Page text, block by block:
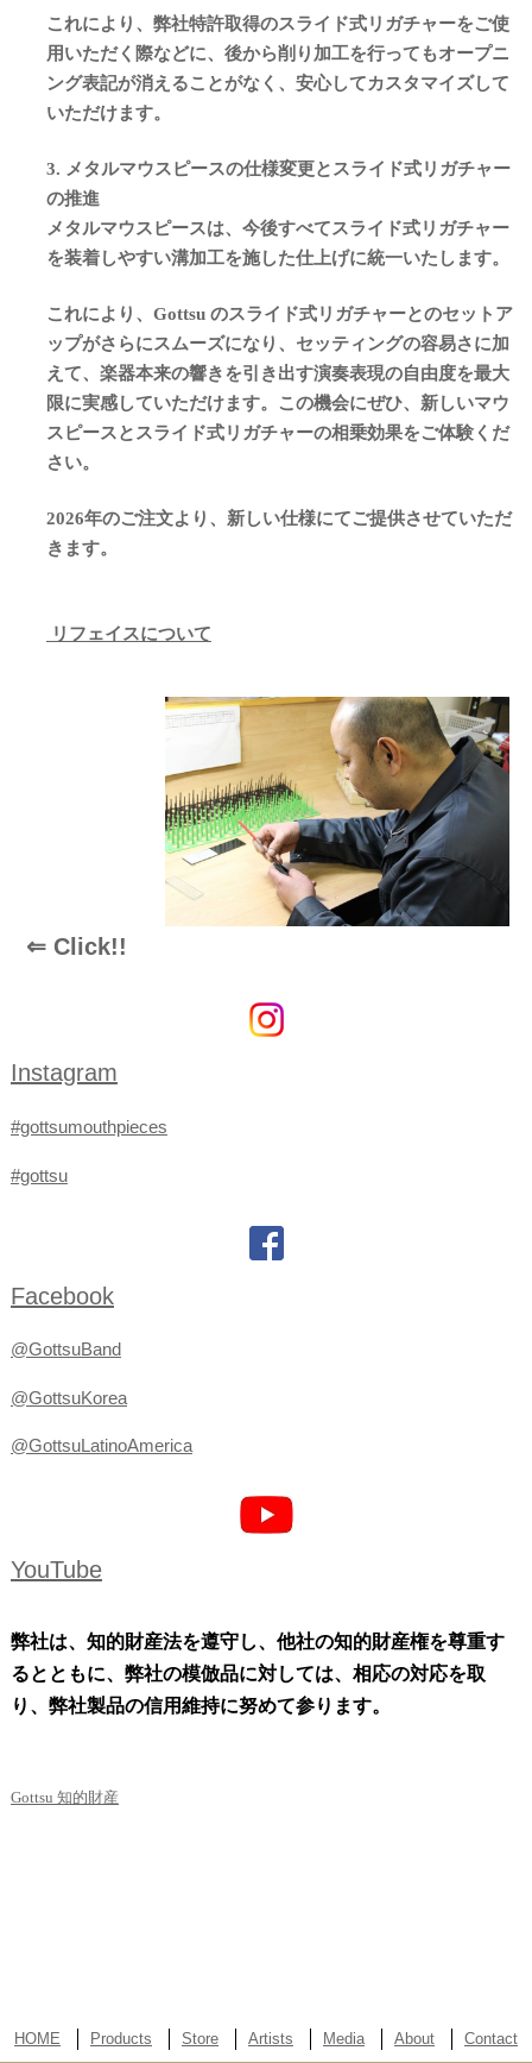
これにより、弊社特許取得のスライド式リガチャーをご使
用いただく際などに、後から削り加工を行ってもオープニ
ング表記が消えることがなく、安心してカスタマイズして
いただけます。
3. メタルマウスピースの仕様変更とスライド式リガチャー
の推進
メタルマウスピースは、今後すべてスライド式リガチャー
を装着しやすい溝加工を施した仕上げに統一いたします。
これにより、Gottsu のスライド式リガチャーとのセットア
ップがさらにスムーズになり、セッティングの容易さに加
えて、楽器本来の響きを引き出す演奏表現の自由度を最大
限に実感していただけます。この機会にぜひ、新しいマウ
スピースとスライド式リガチャーの相乗効果をご体験くだ
さい。
2026年のご注文より、新しい仕様にてご提供させていただ
きます。
リフェイスについて
⇐ Click!!
Instagram
#gottsumouthpieces
#gottsu
Facebook
@GottsuBand
@GottsuKorea
@GottsuLatinoAmerica
YouTube
弊社は、知的財産法を遵守し、 他社の知的財産権を尊重す
るとともに、弊社の模倣品に対しては、 相応の対応を取
り、弊社製品の信用維持に努めて参ります。
Gottsu 知的財産
HOME Products Store Artists Media About Contact